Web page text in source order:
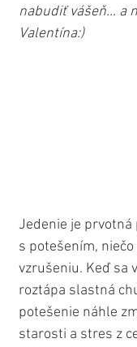
nabudiť vášeň... a
Valentína:)
Jedenie je
s potešením,
vzrušeniu. Keď sa
roztápa slastná
potešenie náhle
starosti a stres z